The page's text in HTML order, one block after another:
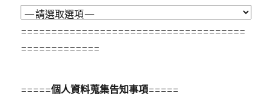
=====================================
=============
=====個人資料蒐集告知事項=====